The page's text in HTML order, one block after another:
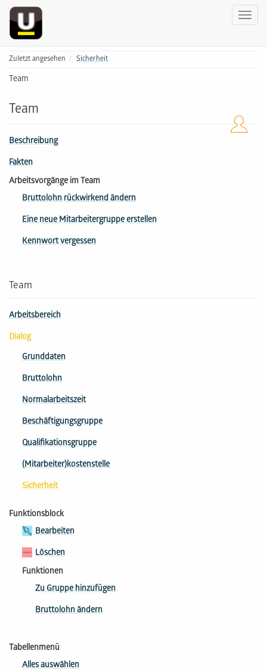
Zuletzt angesehen Sicherheit
Team
Team
Beschreibung
Fakten
Arbeitsvorgänge im Team
Bruttolohn rückwirkend ändern
Eine neue Mitarbeitergruppe erstellen
Kennwort vergessen
Team
Arbeitsbereich
Dialog
Grunddaten
Bruttolohn
Normalarbeitszeit
Beschäftigungsgruppe
Qua­li­fi­ka­tions­gruppe
(Mitarbeiter­)kostenstelle
Sicherheit
Funktionsblock
Bearbeiten
Löschen
Funktionen
Zu Gruppe hinzufügen
Bruttolohn ändern
Tabellenmenü
Alles auswählen